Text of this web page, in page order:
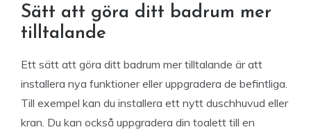
Sätt att göra ditt badrum mer
tilltalande
Ett sätt att göra ditt badrum mer tilltalande är att
installera nya funktioner eller uppgradera de befintliga.
Till exempel kan du installera ett nytt duschhuvud eller
kran. Du kan också uppgradera din toalett till en